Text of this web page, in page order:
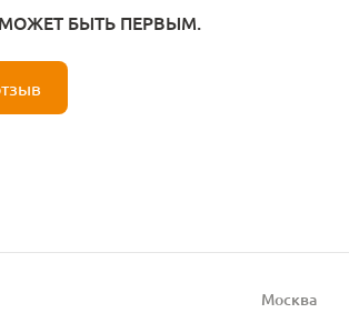
БЫТЬ ПЕРВЫМ.
Москва